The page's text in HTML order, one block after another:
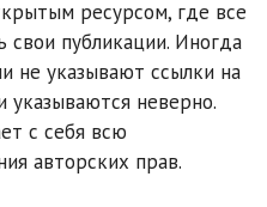
ресурсом, где все
свои публикации. Иногда
не указывают ссылки на
указываются неверно.
с себя всю
авторских прав.